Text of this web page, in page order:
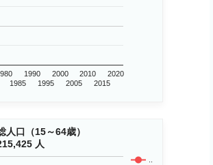
1985
1990
1995
2000
2005
2010
2015
2020
人口（15～64歳）
人
..